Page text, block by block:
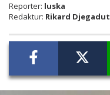
Reporter: luska
Redaktur: Rikard Djegadut